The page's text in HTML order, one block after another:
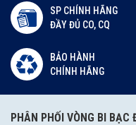
SP CHÍNH HÃNG
ĐẦY ĐỦ CO, CQ
BẢO HÀNH
CHÍNH HÃNG
PHÂN PHỐI VÒNG BI BẠC